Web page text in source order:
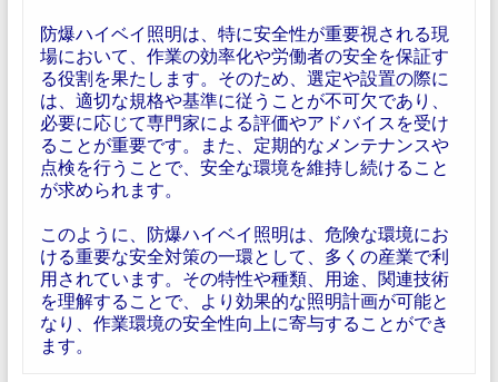
防爆ハイベイ照明は、特に安全性が重要視される現
場において、作業の効率化や労働者の安全を保証す
る役割を果たします。そのため、選定や設置の際に
は、適切な規格や基準に従うことが不可欠であり、
必要に応じて専門家による評価やアドバイスを受け
ることが重要です。また、定期的なメンテナンスや
点検を行うことで、安全な環境を維持し続けること
が求められます。
このように、防爆ハイベイ照明は、危険な環境にお
ける重要な安全対策の一環として、多くの産業で利
用されています。その特性や種類、用途、関連技術
を理解することで、より効果的な照明計画が可能と
なり、作業環境の安全性向上に寄与することができ
ます。